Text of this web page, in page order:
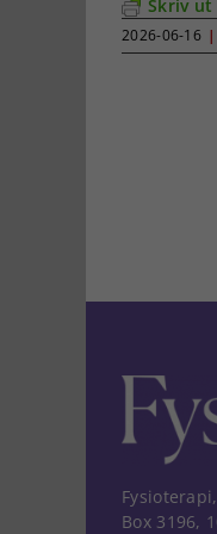
Skriv
2026-06-16 |
Box 3196,